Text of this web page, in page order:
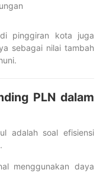
pinggiran kota juga
sebagai nilai tambah
PLN dalam
adalah soal efisiensi
menggunakan daya